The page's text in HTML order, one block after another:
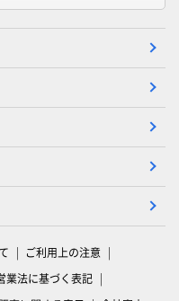
ご利用上の注意
業法に基づく表記